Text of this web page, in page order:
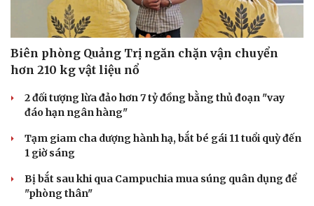
Săn Tour
check-in
Podcast
Câu chuyện thời sự
Đọc truyện đêm khuya
Cửa sổ tình yêu
Biên phòng Quảng Trị ngăn chặn vận chuyển
hơn 210 kg vật liệu nổ
2 đối tượng lừa đảo hơn 7 tỷ đồng bằng thủ đoạn "vay
đáo hạn ngân hàng"
Tạm giam cha dượng hành hạ, bắt bé gái 11 tuổi quỳ đến
1 giờ sáng
Bị bắt sau khi qua Campuchia mua súng quân dụng để
"phòng thân"